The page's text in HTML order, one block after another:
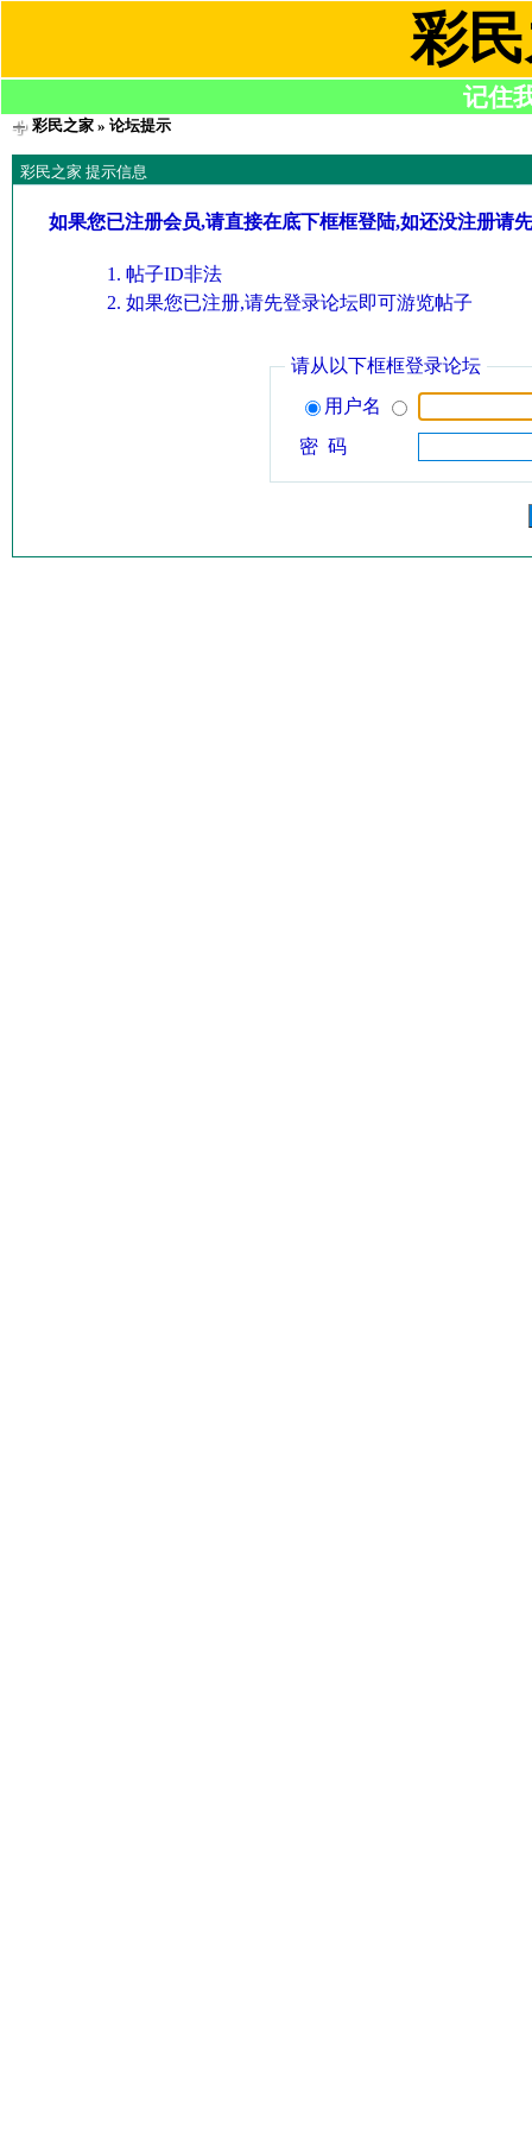
彩
记住
彩民之家» 论坛提示
彩民之家 提示信息
如果您已注册会员,请直接在底下框框登陆,如还没注册请
帖子ID非法
如果您已注册,请先登录论坛即可游览帖子
请从以下框框登录论坛
用户名
密 码